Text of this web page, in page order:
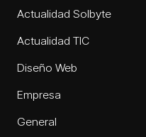
Actualidad Solbyte
Actualidad TIC
Diseño Web
Empresa
General